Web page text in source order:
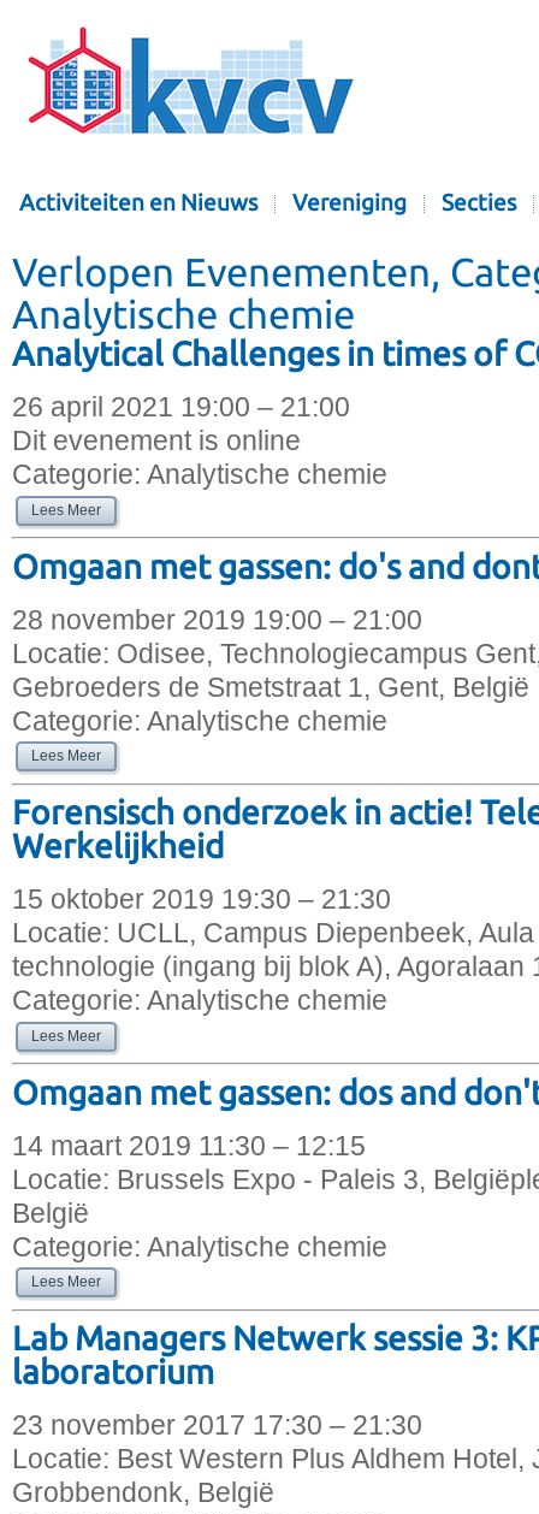
Activiteiten en Nieuws Vereniging Secties
Verlopen Evenementen,
Analytische chemie
Analytical Challenges in times of
26 april 2021 19:00 – 21:00
Dit evenement is online
Categorie: Analytische chemie
Lees Meer
Omgaan met gassen: do's and
28 november 2019 19:00 – 21:00
Locatie: Odisee, Technologiecampus
Gebroeders de Smetstraat 1, Gent, België
Categorie: Analytische chemie
Lees Meer
Forensisch onderzoek in actie!
Werkelijkheid
15 oktober 2019 19:30 – 21:30
Locatie: UCLL, Campus Diepenbeek,
technologie (ingang bij blok A), Agoralaan
Categorie: Analytische chemie
Lees Meer
Omgaan met gassen: dos and
14 maart 2019 11:30 – 12:15
Locatie: Brussels Expo - Paleis 3,
België
Categorie: Analytische chemie
Lees Meer
Lab Managers Netwerk sessie 3:
laboratorium
23 november 2017 17:30 – 21:30
Locatie: Best Western Plus Aldhem Hotel,
Grobbendonk, België